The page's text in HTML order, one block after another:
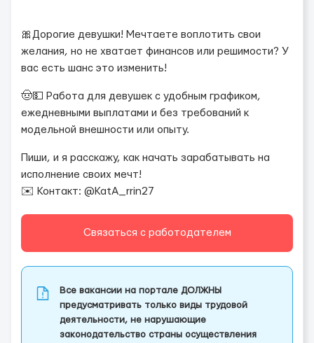
🎀Дорогие девушки! Мечтаете воплотить свои
желания, но не хватает финансов или решимости? У
вас есть шанс это изменить!
🤠💵 Работа для девушек с удобным графиком,
ежедневными выплатами и без требований к
модельной внешности или опыту.
Пиши, и я расскажу, как начать зарабатывать на
исполнение своих мечт!
✉️ Контакт: @KatA_rrin27
Связаться с работодателем
Все вакансии на портале ДОЛЖНЫ
предусматривать только виды трудовой
деятельности, не нарушающие
законодательство страны осуществления